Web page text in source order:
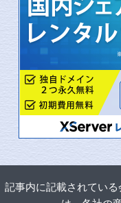
記事内に記載されている